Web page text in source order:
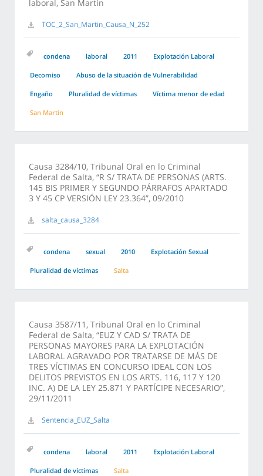
laboral, San Martín
TOC_2_San_Martin_Causa_N_252
condena laboral 2011 Explotación Laboral
Decomiso Abuso de la situación de Vulnerabilidad
Engaño Pluralidad de víctimas Víctima menor de edad
San Martín
Causa 3284/10, Tribunal Oral en lo Criminal
Federal de Salta, “R S/ TRATA DE PERSONAS (ARTS.
145 BIS PRIMER Y SEGUNDO PÁRRAFOS APARTADO
3 Y 45 CP VERSIÓN LEY 23.364”, 09/2010
salta_causa_3284
condena sexual 2010 Explotación Sexual
Pluralidad de víctimas Salta
Causa 3587/11, Tribunal Oral en lo Criminal
Federal de Salta, “EUZ Y CAD S/ TRATA DE
PERSONAS MAYORES PARA LA EXPLOTACIÓN
LABORAL AGRAVADO POR TRATARSE DE MÁS DE
TRES VÍCTIMAS EN CONCURSO IDEAL CON LOS
DELITOS PREVISTOS EN LOS ARTS. 116, 117 Y 120
INC. A) DE LA LEY 25.871 Y PARTÍCIPE NECESARIO”,
29/11/2011
Sentencia_EUZ_Salta
condena laboral 2011 Explotación Laboral
Pluralidad de víctimas Salta